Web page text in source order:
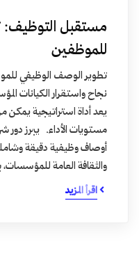
مستقبل التوظيف:
للموظفين
تطوير الوصف الوظيفي
نجاح واستقرار الكيانات
يعد أداة استراتيجية يمكن
مستويات الأداء. يبرز دور
أوصاف وظيفية دقيقة
والثقافة العامة
اقرأ المزيد